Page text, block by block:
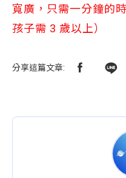
寬廣，只需一分鐘的
孩子需 3 歲以上）
分享這篇文章: